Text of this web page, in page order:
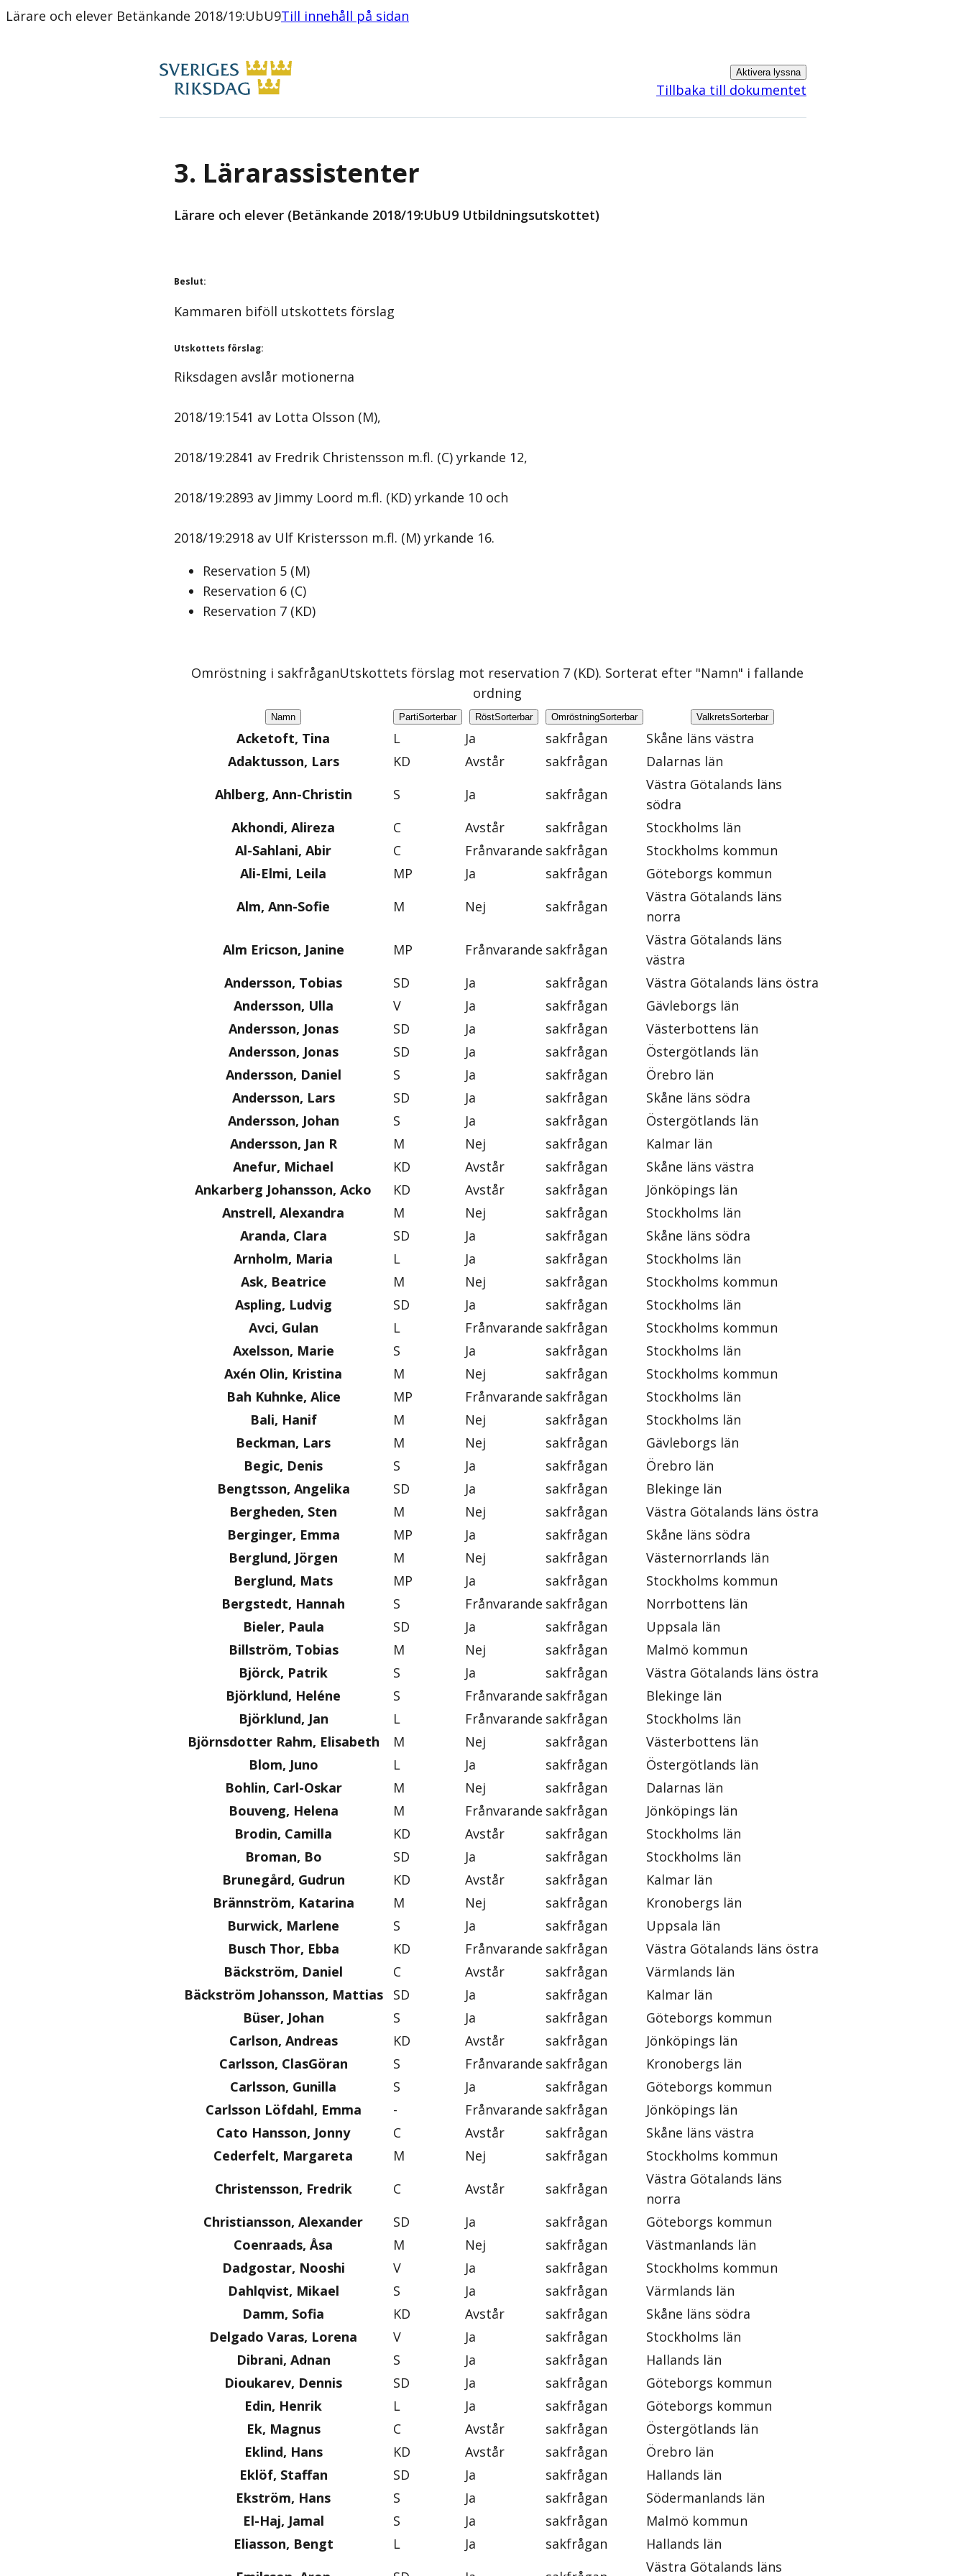
Lärare och elever Betänkande 2018/19:UbU9Till innehåll på sidan
Aktivera lyssna
Tillbaka till dokumentet
3. Lärarassistenter
Lärare och elever (Betänkande 2018/19:UbU9 Utbildningsutskottet)
Beslut:
Kammaren biföll utskottets förslag
Utskottets förslag:
Riksdagen avslår motionerna
2018/19:1541 av Lotta Olsson (M),
2018/19:2841 av Fredrik Christensson m.fl. (C) yrkande 12,
2018/19:2893 av Jimmy Loord m.fl. (KD) yrkande 10 och
2018/19:2918 av Ulf Kristersson m.fl. (M) yrkande 16.
Reservation 5 (M)
Reservation 6 (C)
Reservation 7 (KD)
Omröstning i sakfråganUtskottets förslag mot reservation 7 (KD). Sorterat efter "Namn" i fallande
ordning
Namn PartiSorterbar RöstSorterbar OmröstningSorterbar ValkretsSorterbar
Acketoft, Tina L Ja sakfrågan
Skåne läns västra
Adaktusson, Lars
KD Avstår sakfrågan
Dalarnas län
Ahlberg, Ann-Christin
S Ja sakfrågan
Västra Götalands läns
södra
Akhondi, Alireza
C Avstår sakfrågan
Stockholms län
Al-Sahlani, Abir
C Frånvarande sakfrågan
Stockholms kommun
Ali-Elmi, Leila
MP Ja sakfrågan
Göteborgs kommun
Alm, Ann-Sofie
M Nej sakfrågan
Västra Götalands läns
norra
Alm Ericson, Janine
MP Frånvarande sakfrågan
Västra Götalands läns
västra
Andersson, Tobias
SD Ja sakfrågan
Västra Götalands läns östra
Andersson, Ulla
V Ja sakfrågan
Gävleborgs län
Andersson, Jonas
SD Ja sakfrågan
Västerbottens län
Andersson, Jonas
SD Ja sakfrågan
Östergötlands län
Andersson, Daniel
S Ja sakfrågan
Örebro län
Andersson, Lars
SD Ja sakfrågan
Skåne läns södra
Andersson, Johan
S Ja sakfrågan
Östergötlands län
Andersson, Jan R
M Nej sakfrågan
Kalmar län
Anefur, Michael
KD Avstår sakfrågan
Skåne läns västra
Ankarberg Johansson, Acko
KD Avstår sakfrågan
Jönköpings län
Anstrell, Alexandra
M Nej sakfrågan
Stockholms län
Aranda, Clara
SD Ja sakfrågan
Skåne läns södra
Arnholm, Maria
L Ja sakfrågan
Stockholms län
Ask, Beatrice
M Nej sakfrågan
Stockholms kommun
Aspling, Ludvig
SD Ja sakfrågan
Stockholms län
Avci, Gulan
L Frånvarande sakfrågan
Stockholms kommun
Axelsson, Marie
S Ja sakfrågan
Stockholms län
Axén Olin, Kristina
M Nej sakfrågan
Stockholms kommun
Bah Kuhnke, Alice
MP Frånvarande sakfrågan
Stockholms län
Bali, Hanif
M Nej sakfrågan
Stockholms län
Beckman, Lars
M Nej sakfrågan
Gävleborgs län
Begic, Denis
S Ja sakfrågan
Örebro län
Bengtsson, Angelika
SD Ja sakfrågan
Blekinge län
Bergheden, Sten
M Nej sakfrågan
Västra Götalands läns östra
Berginger, Emma
MP Ja sakfrågan
Skåne läns södra
Berglund, Jörgen
M Nej sakfrågan
Västernorrlands län
Berglund, Mats
MP Ja sakfrågan
Stockholms kommun
Bergstedt, Hannah
S Frånvarande sakfrågan
Norrbottens län
Bieler, Paula
SD Ja sakfrågan
Uppsala län
Billström, Tobias
M Nej sakfrågan
Malmö kommun
Björck, Patrik
S Ja sakfrågan
Västra Götalands läns östra
Björklund, Heléne
S Frånvarande sakfrågan
Blekinge län
Björklund, Jan
L Frånvarande sakfrågan
Stockholms län
Björnsdotter Rahm, Elisabeth
M Nej sakfrågan
Västerbottens län
Blom, Juno
L Ja sakfrågan
Östergötlands län
Bohlin, Carl-Oskar
M Nej sakfrågan
Dalarnas län
Bouveng, Helena
M Frånvarande sakfrågan
Jönköpings län
Brodin, Camilla
KD Avstår sakfrågan
Stockholms län
Broman, Bo
SD Ja sakfrågan
Stockholms län
Brunegård, Gudrun
KD Avstår sakfrågan
Kalmar län
Brännström, Katarina
M Nej sakfrågan
Kronobergs län
Burwick, Marlene
S Ja sakfrågan
Uppsala län
Busch Thor, Ebba
KD Frånvarande sakfrågan
Västra Götalands läns östra
Bäckström, Daniel
C Avstår sakfrågan
Värmlands län
Bäckström Johansson, Mattias
SD Ja sakfrågan
Kalmar län
Büser, Johan
S Ja sakfrågan
Göteborgs kommun
Carlson, Andreas
KD Avstår sakfrågan
Jönköpings län
Carlsson, ClasGöran
S Frånvarande sakfrågan
Kronobergs län
Carlsson, Gunilla
S Ja sakfrågan
Göteborgs kommun
Carlsson Löfdahl, Emma
- Frånvarande sakfrågan
Jönköpings län
Cato Hansson, Jonny
C Avstår sakfrågan
Skåne läns västra
Cederfelt, Margareta
M Nej sakfrågan
Stockholms kommun
Christensson, Fredrik
C Avstår sakfrågan
Västra Götalands läns
norra
Christiansson, Alexander
SD Ja sakfrågan
Göteborgs kommun
Coenraads, Åsa
M Nej sakfrågan
Västmanlands län
Dadgostar, Nooshi
V Ja sakfrågan
Stockholms kommun
Dahlqvist, Mikael
S Ja sakfrågan
Värmlands län
Damm, Sofia
KD Avstår sakfrågan
Skåne läns södra
Delgado Varas, Lorena
V Ja sakfrågan
Stockholms län
Dibrani, Adnan
S Ja sakfrågan
Hallands län
Dioukarev, Dennis
SD Ja sakfrågan
Göteborgs kommun
Edin, Henrik
L Ja sakfrågan
Göteborgs kommun
Ek, Magnus
C Avstår sakfrågan
Östergötlands län
Eklind, Hans
KD Avstår sakfrågan
Örebro län
Eklöf, Staffan
SD Ja sakfrågan
Hallands län
Ekström, Hans
S Ja sakfrågan
Södermanlands län
El-Haj, Jamal
S Ja sakfrågan
Malmö kommun
Eliasson, Bengt
L Ja sakfrågan
Hallands län
Västra Götalands läns